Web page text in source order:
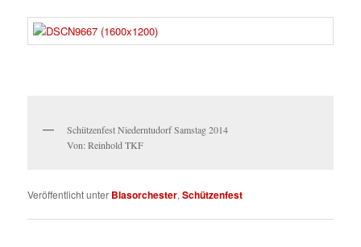
Schützenfest Niederntudorf Samstag 2014
Von: Reinhold TKF
Veröffentlicht unter Blasorchester,Schützenfest